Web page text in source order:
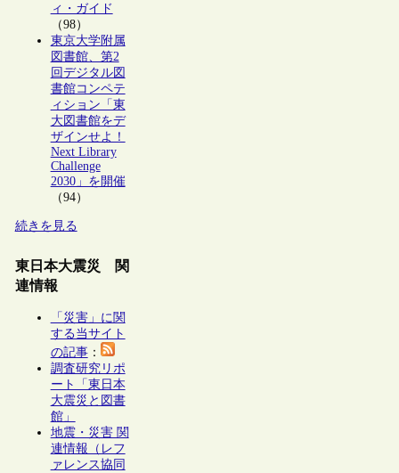
ィ・ガイド
（98）
東京大学附属
図書館、第2
回デジタル図
書館コンペテ
ィション「東
大図書館をデ
ザインせよ！
Next Library
Challenge
2030」を開催
（94）
続きを見る
東日本大震災 関
連情報
「災害」に関
する当サイト
の記事：
調査研究リポ
ート「東日本
大震災と図書
館」
地震・災害 関
連情報（レフ
ァレンス協同